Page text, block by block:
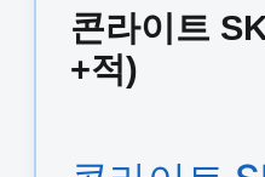
콘라이트
+적)